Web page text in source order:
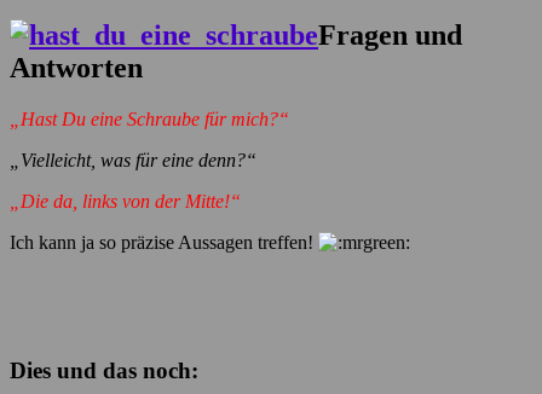
Fragen und
Antworten
„Hast Du eine Schraube für mich?“
„Vielleicht, was für eine denn?“
„Die da, links von der Mitte!“
Ich kann ja so präzise Aussagen treffen!
Dies und das noch: